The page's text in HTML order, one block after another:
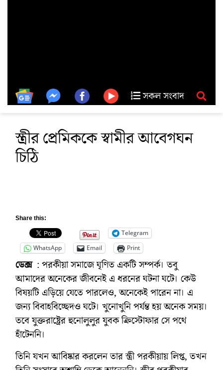
সকল সংবাদ
স্ত্রীর প্রেমিককে স্বামীর আবেগঘন
চিঠি
Share this:
Telegram
WhatsApp
Email Print
ডেক্স : পরকীয়া সমাজে ঘৃণিত একটি সম্পর্ক। তবু
আমাদের অনেকের জীবনেই এ ধরনের ঘটনা ঘটে। কেউ
বিষয়টি এড়িয়ে যেতে পারলেও, অনেকেই পারেন না। এ
জন্য বিবাহবিচ্ছেদও ঘটে। খুনোখুনি পর্যন্ত হয় অনেক সময়।
তবে যুক্তরাষ্ট্রের হুনোলুলুর যুবক ক্রিস্টোফার সে পথে
হাঁটেননি।
তিনি যখন আবিষ্কার করলেন তার স্ত্রী পরকীয়ায় লিপ্ত, তখন